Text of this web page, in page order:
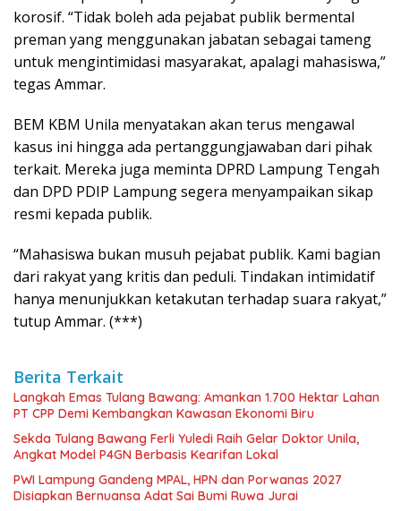
korosif. “Tidak boleh ada pejabat publik bermental
preman yang menggunakan jabatan sebagai tameng
untuk mengintimidasi masyarakat, apalagi mahasiswa,”
tegas Ammar.
BEM KBM Unila menyatakan akan terus mengawal
kasus ini hingga ada pertanggungjawaban dari pihak
terkait. Mereka juga meminta DPRD Lampung Tengah
dan DPD PDIP Lampung segera menyampaikan sikap
resmi kepada publik.
“Mahasiswa bukan musuh pejabat publik. Kami bagian
dari rakyat yang kritis dan peduli. Tindakan intimidatif
hanya menunjukkan ketakutan terhadap suara rakyat,”
tutup Ammar. (***)
Berita Terkait
Langkah Emas Tulang Bawang: Amankan 1.700 Hektar Lahan
PT CPP Demi Kembangkan Kawasan Ekonomi Biru
Sekda Tulang Bawang Ferli Yuledi Raih Gelar Doktor Unila,
Angkat Model P4GN Berbasis Kearifan Lokal
PWI Lampung Gandeng MPAL, HPN dan Porwanas 2027
Disiapkan Bernuansa Adat Sai Bumi Ruwa Jurai